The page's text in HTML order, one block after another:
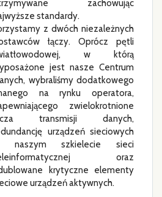
zachowując
standardy.
z dwóch niezależnych
łączy. Oprócz pętli
w którą
jest nasze Centrum
wybraliśmy dodatkowego
na rynku operatora,
zwielokrotnione
transmisji danych,
urządzeń sieciowych
naszym szkielecie sieci
oraz
krytyczne elementy
urządzeń aktywnych.